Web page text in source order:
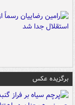
برگزیده عکس